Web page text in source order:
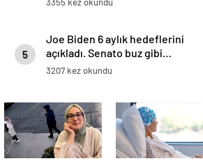
3355 kez okundu
5
Joe Biden 6 aylık hedeflerini
açıkladı. Senato buz gibi…
3207 kez okundu